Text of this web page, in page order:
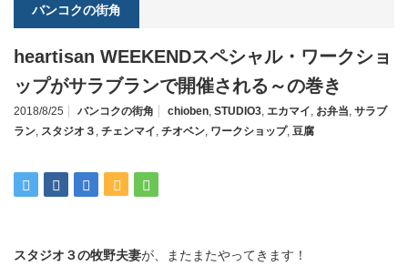
バンコクの街角
heartisan WEEKENDスペシャル・ワークショ
ップがサラブランで開催される～の巻き
2018/8/25 バンコクの街角 chioben, STUDIO3, エカマイ, お弁当, サラブ
ラン, スタジオ３ , チェンマイ, チオベン, ワークショップ, 豆腐
スタジオ３の牧野夫妻が、またまたやってきます！